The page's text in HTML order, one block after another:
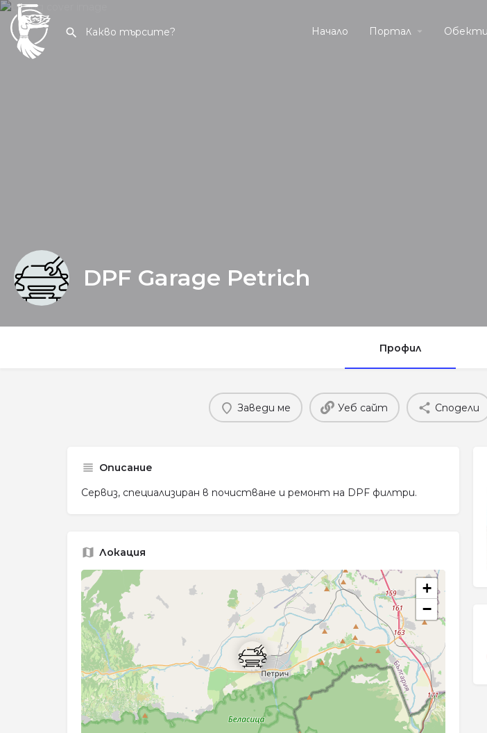
Начало Портал Обекти
DPF Garage Petrich
Профил
Заведи ме Уеб сайт Сподели
Описание
Сервиз, специализиран в почистване и ремонт на DPF филтри.
Локация
+
−